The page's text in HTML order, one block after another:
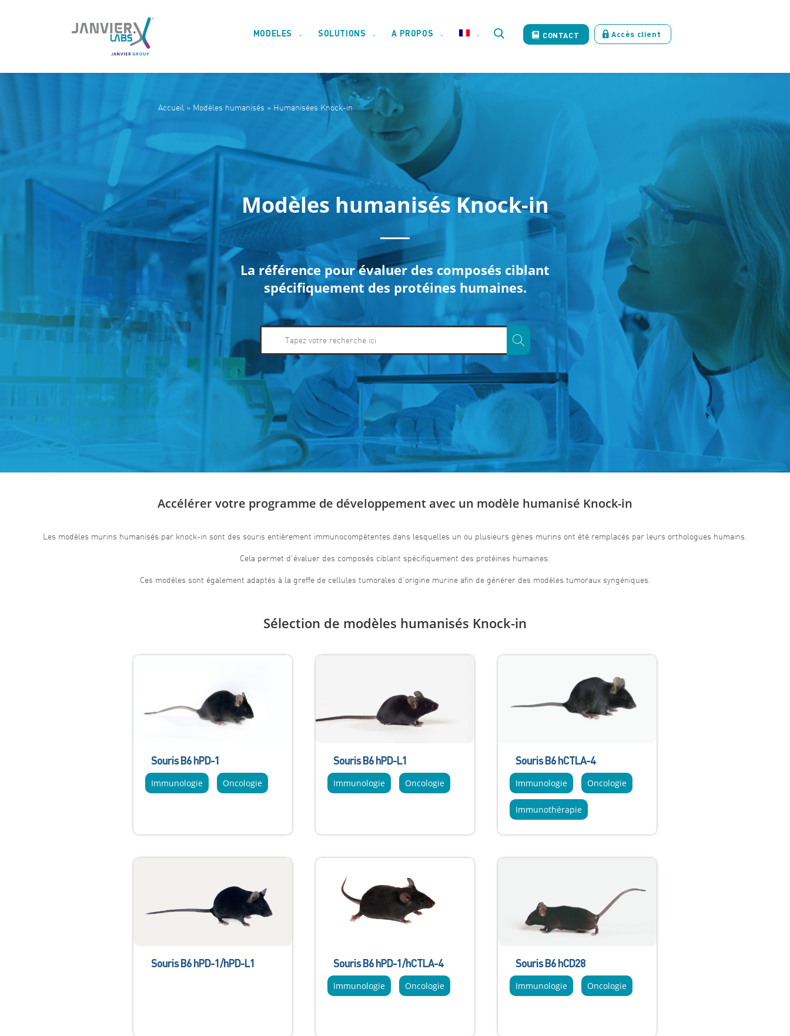
MODELES SOLUTIONS A PROPOS CONTACT Accès client
Toggle
Accueil » Modèles humanisés » Humanisées Knock-in
Modèles humanisés Knock-in
La référence pour évaluer des composés ciblant
spécifiquement des protéines humaines.
Accélérer votre programme de développement avec un modèle humanisé Knock-in
Les modèles murins humanisés par knock-in sont des souris entièrement immunocompétentes dans lesquelles un ou plusieurs gènes murins ont été remplacés par leurs orthologues humains.
Cela permet d’évaluer des composés ciblant spécifiquement des protéines humaines.
Ces modèles sont également adaptés à la greffe de cellules tumorales d’origine murine afin de générer des modèles tumoraux syngéniques.
Sélection de modèles humanisés Knock-in
Souris B6 hPD-1
Immunologie Oncologie
Souris B6 hPD-L1
Immunologie Oncologie
Souris B6 hCTLA-4
Immunologie Oncologie
Immunothérapie
Souris B6 hPD-1/hPD-L1 Souris B6 hPD-1/hCTLA-4
Immunologie Oncologie
Souris B6 hCD28
Immunologie Oncologie